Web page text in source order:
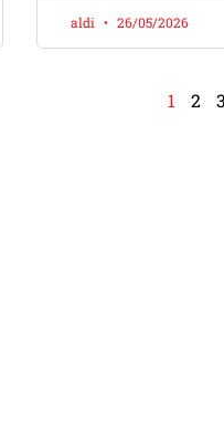
aldi 26/05/2026
1 2 3